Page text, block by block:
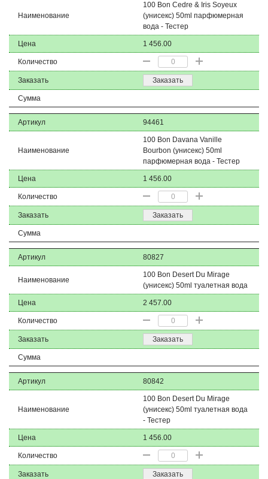
Наименование
100 Bon Cedre & Iris Soyeux
(унисекс) 50ml парфюмерная
вода - Тестер
Цена 1 456.00
Количество
Заказать Заказать
Сумма
Артикул 94461
Наименование
100 Bon Davana Vanille
Bourbon (унисекс) 50ml
парфюмерная вода - Тестер
Цена 1 456.00
Количество
Заказать Заказать
Сумма
Артикул 80827
Наименование
100 Bon Desert Du Mirage
(унисекс) 50ml туалетная вода
Цена 2 457.00
Количество
Заказать Заказать
Сумма
Артикул 80842
Наименование
100 Bon Desert Du Mirage
(унисекс) 50ml туалетная вода
- Тестер
Цена 1 456.00
Количество
Заказать Заказать